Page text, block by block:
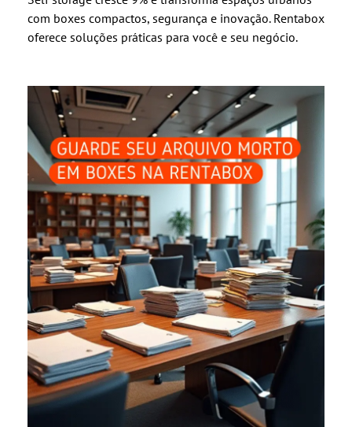
com boxes compactos, segurança e inovação. Rentabox
oferece soluções práticas para você e seu negócio.